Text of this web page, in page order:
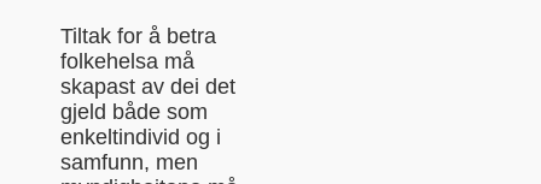
Tiltak for å betra
folkehelsa må
skapast av dei det
gjeld både som
enkeltindivid og i
samfunn, men